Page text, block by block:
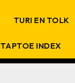
TURI EN TOLK
TAPTOE INDEX